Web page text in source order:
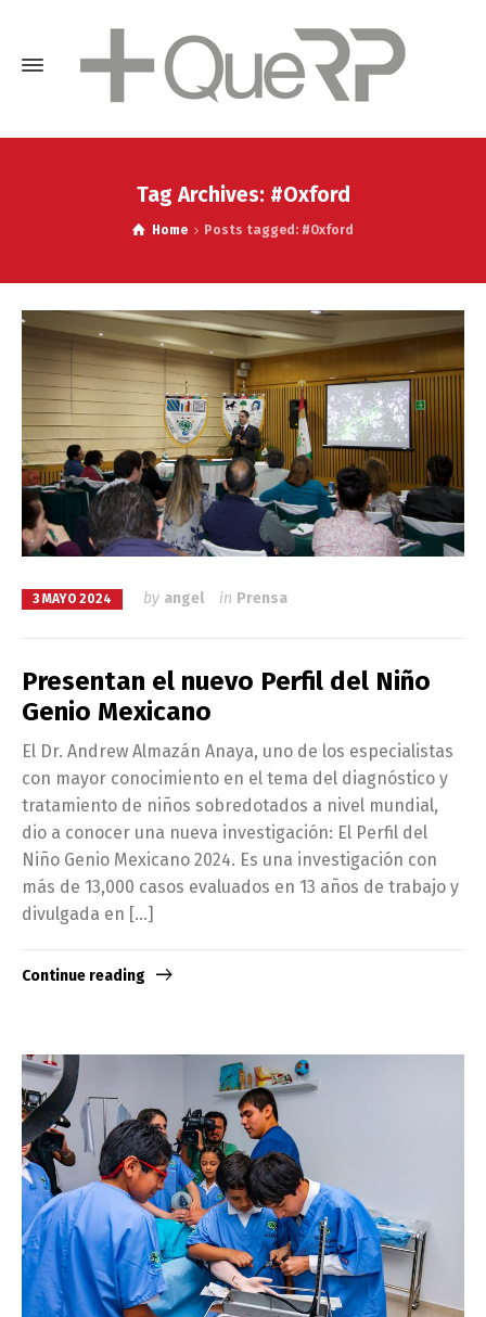
Tag Archives: #Oxford
Home Posts tagged: #Oxford
3 MAYO 2024 by angel in Prensa
Presentan el nuevo Perfil del Niño
Genio Mexicano
El Dr. Andrew Almazán Anaya, uno de los especialistas
con mayor conocimiento en el tema del diagnóstico y
tratamiento de niños sobredotados a nivel mundial,
dio a conocer una nueva investigación: El Perfil del
Niño Genio Mexicano 2024. Es una investigación con
más de 13,000 casos evaluados en 13 años de trabajo y
divulgada en […]
Continue reading